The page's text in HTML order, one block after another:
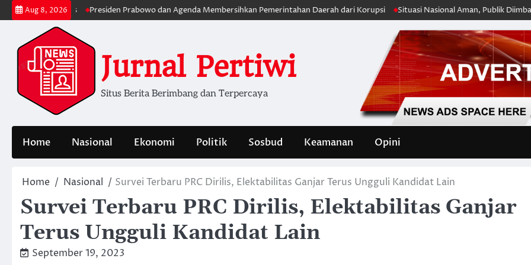
Skip
to
content
Aug 8, 2026
Lebih Serius Presiden Prabowo dan Agenda Membersihkan Pemerintahan Daerah dari Korupsi Situasi Nasional Aman, Publik Diimbau Jaga
Jurnal Pertiwi
Situs Berita Berimbang dan Terpercaya
Home Nasional Ekonomi Politik Sosbud Keamanan Opini
Home Nasional Survei Terbaru PRC Dirilis, Elektabilitas Ganjar Terus Ungguli Kandidat Lain
Survei Terbaru PRC Dirilis, Elektabilitas Ganjar
Terus Ungguli Kandidat Lain
September 19, 2023